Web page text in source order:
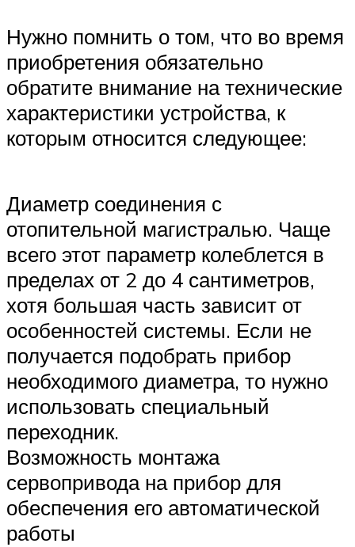
Нужно помнить о том, что во время
приобретения обязательно
обратите внимание на технические
характеристики устройства, к
которым относится следующее:
Диаметр соединения с
отопительной магистралью. Чаще
всего этот параметр колеблется в
пределах от 2 до 4 сантиметров,
хотя большая часть зависит от
особенностей системы. Если не
получается подобрать прибор
необходимого диаметра, то нужно
использовать специальный
переходник.
Возможность монтажа
сервопривода на прибор для
обеспечения его автоматической
работы